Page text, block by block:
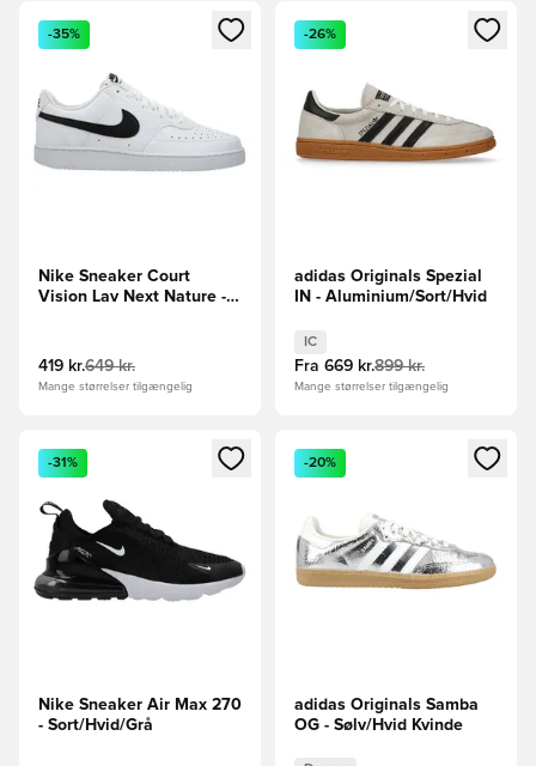
Åbner en Modal til at logge ind eller tilmelde dig som
-35%
Nike Sneaker Court
Vision Lav Next Nature -
419 kr.649 kr.
Mange størrelser tilgængelig
Åbner en Modal til at logge
-26%
adidas Originals Spezial
IN - Aluminium/Sort/Hvid
IC
Fra 669 kr.899 kr.
Mange størrelser tilgængelig
Åbner en Modal til at logge ind eller tilmelde dig som
-31%
Nike Sneaker Air Max 270
- Sort/Hvid/Grå
Åbner en Modal til at logge
-20%
adidas Originals Samba
OG - Sølv/Hvid Kvinde